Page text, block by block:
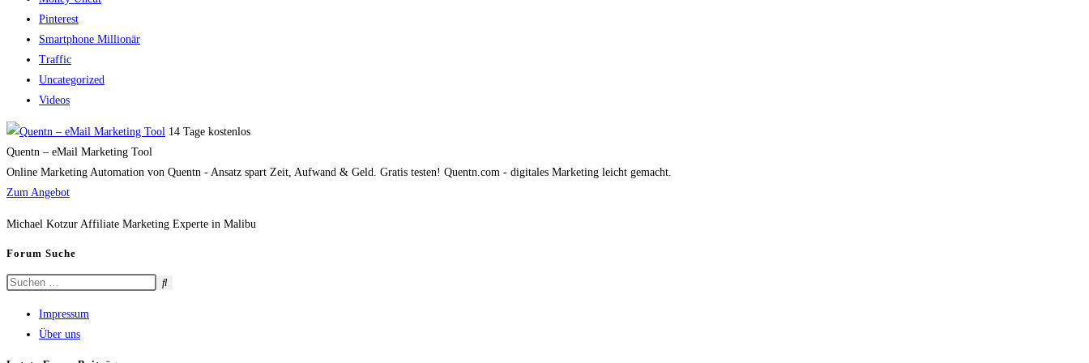
Pinterest
Smartphone Millionär
Traffic
Uncategorized
Videos
14 Tage kostenlos
Quentn – eMail Marketing Tool
Online Marketing Automation von Quentn - Ansatz spart Zeit, Aufwand & Geld. Gratis testen! Quentn.com - digitales Marketing leicht gemacht.
Zum Angebot
Michael Kotzur Affiliate Marketing Experte in Malibu
Forum Suche
Impressum
Über uns